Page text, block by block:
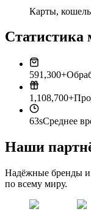
Карты,
Статистика
591,300+
1,108,700+
63sСреднее
Наши
Надёжные бренды
по всему миру.